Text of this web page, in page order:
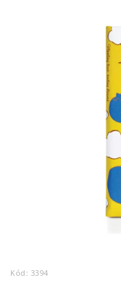
Kód: 3394